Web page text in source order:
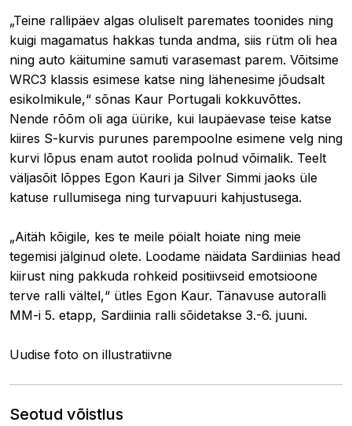
„Teine rallipäev algas oluliselt paremates toonides ning
kuigi magamatus hakkas tunda andma, siis rütm oli hea
ning auto käitumine samuti varasemast parem. Võitsime
WRC3 klassis esimese katse ning lähenesime jõudsalt
esikolmikule,“ sõnas Kaur Portugali kokkuvõttes.
Nende rõõm oli aga üürike, kui laupäevase teise katse
kiires S-kurvis purunes parempoolne esimene velg ning
kurvi lõpus enam autot roolida polnud võimalik. Teelt
väljasõit lõppes Egon Kauri ja Silver Simmi jaoks üle
katuse rullumisega ning turvapuuri kahjustusega.
„Aitäh kõigile, kes te meile pöialt hoiate ning meie
tegemisi jälginud olete. Loodame näidata Sardiinias head
kiirust ning pakkuda rohkeid positiivseid emotsioone
terve ralli vältel,“ ütles Egon Kaur. Tänavuse autoralli
MM-i 5. etapp, Sardiinia ralli sõidetakse 3.-6. juuni.
Uudise foto on illustratiivne
Seotud võistlus